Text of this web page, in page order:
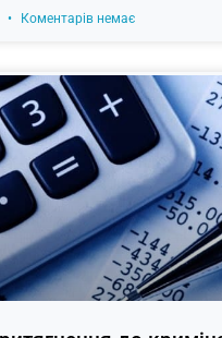
Коментарів немає